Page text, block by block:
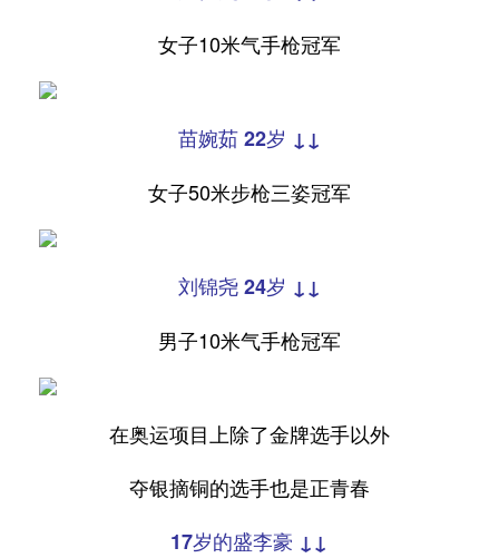
女子10米气手枪冠军
苗婉茹 22岁 ↓↓
女子50米步枪三姿冠军
刘锦尧 24岁 ↓↓
男子10米气手枪冠军
在奥运项目上除了金牌选手以外
夺银摘铜的选手也是正青春
17岁的盛李豪 ↓↓